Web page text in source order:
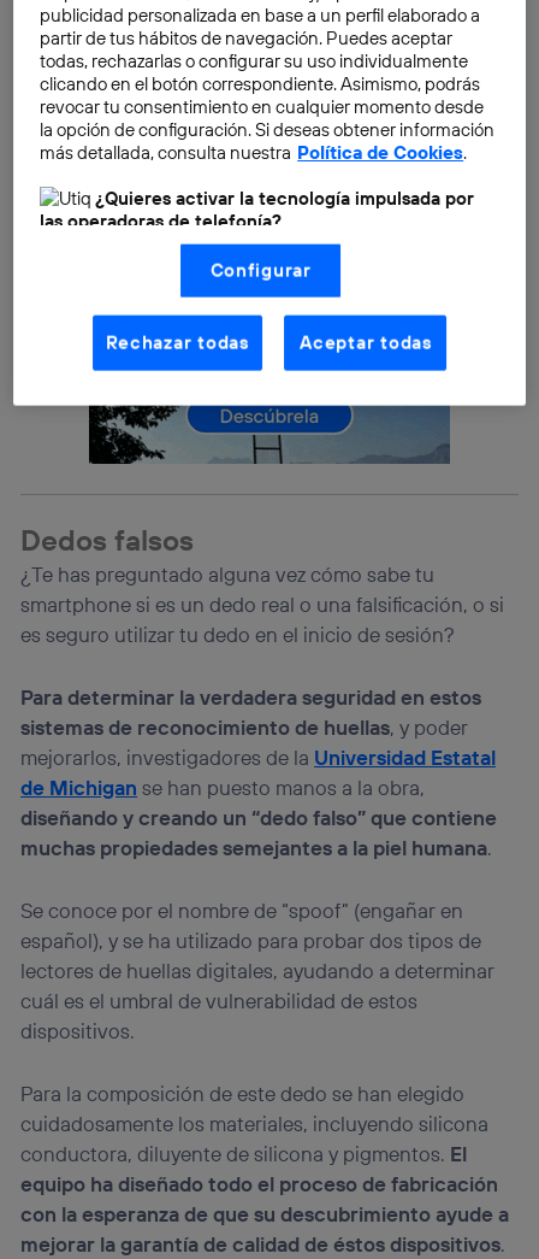
información más valiosa.
Dedos falsos
¿Te has preguntado alguna vez cómo sabe tu
smartphone si es un dedo real o una falsificación, o si
es seguro utilizar tu dedo en el inicio de sesión?
Para determinar la verdadera seguridad en estos
sistemas de reconocimiento de huellas, y poder
mejorarlos, investigadores de la Universidad Estatal
de Michigan se han puesto manos a la obra,
diseñando y creando un “dedo falso” que contiene
muchas propiedades semejantes a la piel humana.
Se conoce por el nombre de “spoof” (engañar en
español), y se ha utilizado para probar dos tipos de
lectores de huellas digitales, ayudando a determinar
cuál es el umbral de vulnerabilidad de estos
dispositivos.
Para la composición de este dedo se han elegido
cuidadosamente los materiales, incluyendo silicona
conductora, diluyente de silicona y pigmentos. El
equipo ha diseñado todo el proceso de fabricación
con la esperanza de que su descubrimiento ayude a
mejorar la garantía de calidad de éstos dispositivos.
publicidad personalizada en base a un perfil elaborado a
partir de tus hábitos de navegación. Puedes aceptar
todas, rechazarlas o configurar su uso individualmente
clicando en el botón correspondiente. Asimismo, podrás
revocar tu consentimiento en cualquier momento desde
la opción de configuración. Si deseas obtener información
más detallada, consulta nuestra Política de Cookies.
¿Quieres activar la tecnología impulsada por
las operadoras de telefonía?
Nosotros, Telefónica S.A., utilizamos la tecnología Utiq para
realizar nuestras acciones de marketing digital o análisis
(como se describe en este aviso de consentimiento)
basadas en tu navegación en nuestra(s) web(s)
aquí (solo cuando utilizas una conexión a
internet habilitada , proporcionada por una de las
operadoras de telefonía participantes, y otorgas tu
La tecnología Utiq está diseñada con la privacidad como
prioridad ofreciéndote elección y control.
información de la cuenta de cliente de
telecomunicaciones vinculada a la conexión que utilizas
(p. ej., número de teléfono móvil).
Este identificador se asigna a la conexión de internet, por
lo que cualquier persona que conecte su dispositivo y
consienta el uso de la tecnología recibirá el mismo
Si utilizas una conexión de banda ancha(p. ej., Wi-Fi),
el marketing o análisis se realizará en función de las
actividades de navegación de los miembros del hogar
que hayan dado su consentimiento.
Si utilizas
datos móviles, el marketing será más
personalizado, ya que se basará únicamente en la
navegación del usuario del móvil.
“Administrar Utiq” en la parte inferior de esta página web o
visitando el portal de privacidad de Utiq
(“consenthub”) . Para más información, consulta
la política de privacidad de Utiq.
Configurar
Rechazar todas Aceptar todas